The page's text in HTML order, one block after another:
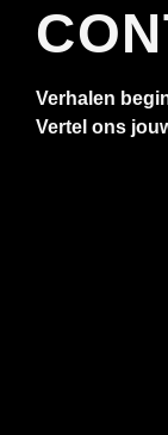
Verhalen
Vertel ons